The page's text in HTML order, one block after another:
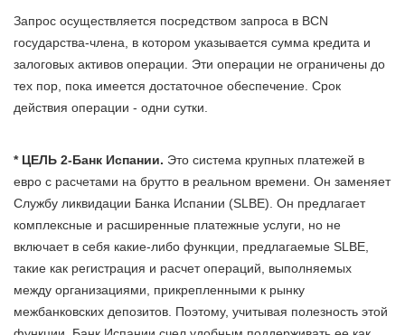
Запрос осуществляется посредством запроса в BCN
государства-члена, в котором указывается сумма кредита и
залоговых активов операции. Эти операции не ограничены до
тех пор, пока имеется достаточное обеспечение. Срок
действия операции - одни сутки.
* ЦЕЛЬ 2-Банк Испании. Это система крупных платежей в
евро с расчетами на брутто в реальном времени. Он заменяет
Службу ликвидации Банка Испании (SLBE). Он предлагает
комплексные и расширенные платежные услуги, но не
включает в себя какие-либо функции, предлагаемые SLBE,
такие как регистрация и расчет операций, выполняемых
между организациями, прикрепленными к рынку
межбанковских депозитов. Поэтому, учитывая полезность этой